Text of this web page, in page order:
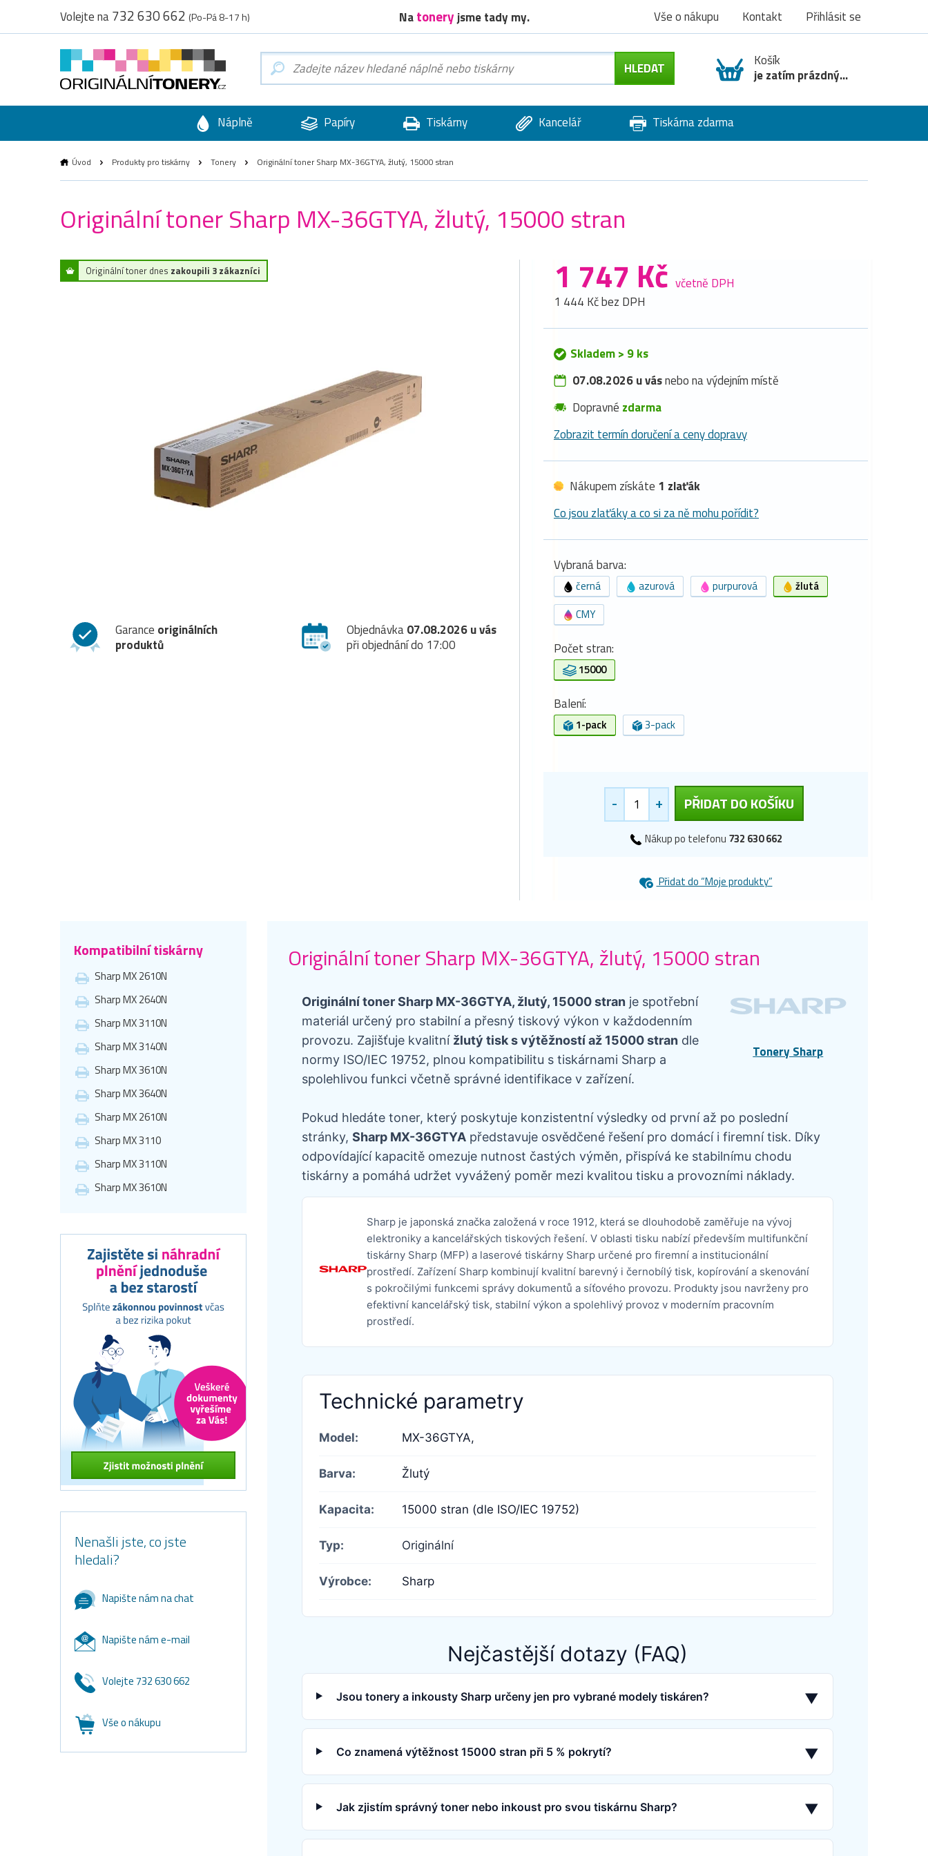
Volejte na732 630 662 (Po-Pá 8-17 h) Natoneryjsme tady my. Vše o nákupu Kontakt Přihlásit se
Košík
je zatím prázdný...
Náplně Papíry Tiskárny Kancelář Tiskárna zdarma
Úvod Produkty pro tiskárny Tonery Originální toner Sharp MX-36GTYA, žlutý, 15000 stran
Originální toner Sharp MX-36GTYA, žlutý, 15000 stran
Originální toner dnes zakoupili 3 zákazníci
Garance originálních
produktů
Objednávka07.08.2026 u vás
při objednání do 17:00
1 747 Kč včetně DPH
1 444 Kč bez DPH
Skladem > 9 ks
07.08.2026 u vásnebo na výdejním místě
Dopravné zdarma
Zobrazit termín doručení a ceny dopravy
Nákupem získáte 1 zlaťák
Co jsou zlaťáky a co si za ně mohu pořídit?
Vybraná barva:
černá azurová purpurová
žlutá
CMY
Počet stran:
15000
Balení:
1-pack 3-pack
- + PŘIDAT DO KOŠÍKU
Nákup po telefonu 732 630 662
Přidat do “Moje produkty”
Kompatibilní tiskárny
Sharp MX 2610N
Sharp MX 2640N
Sharp MX 3110N
Sharp MX 3140N
Sharp MX 3610N
Sharp MX 3640N
Sharp MX 2610N
Sharp MX 3110
Sharp MX 3110N
Sharp MX 3610N
Nenašli jste, co jste
hledali?
Napište nám na chat
Napište nám e-mail
Volejte 732 630 662
Vše o nákupu
Originální toner Sharp MX-36GTYA, žlutý, 15000 stran
Tonery Sharp
Originální toner Sharp MX-36GTYA, žlutý, 15000 stran je spotřební
materiál určený pro stabilní a přesný tiskový výkon v každodenním
provozu. Zajišťuje kvalitní žlutý tisk s výtěžností až 15000 stran dle
normy ISO/IEC 19752, plnou kompatibilitu s tiskárnami Sharp a
spolehlivou funkci včetně správné identifikace v zařízení.
Pokud hledáte toner, který poskytuje konzistentní výsledky od první až po poslední
stránky, Sharp MX-36GTYA představuje osvědčené řešení pro domácí i firemní tisk. Díky
odpovídající kapacitě omezuje nutnost častých výměn, přispívá ke stabilnímu chodu
tiskárny a pomáhá udržet vyvážený poměr mezi kvalitou tisku a provozními náklady.
Sharp je japonská značka založená v roce 1912, která se dlouhodobě zaměřuje na vývoj
elektroniky a kancelářských tiskových řešení. V oblasti tisku nabízí především multifunkční
tiskárny Sharp (MFP) a laserové tiskárny Sharp určené pro firemní a institucionální
prostředí. Zařízení Sharp kombinují kvalitní barevný i černobílý tisk, kopírování a skenování
s pokročilými funkcemi správy dokumentů a síťového provozu. Produkty jsou navrženy pro
efektivní kancelářský tisk, stabilní výkon a spolehlivý provoz v moderním pracovním
prostředí.
Technické parametry
Model: MX-36GTYA,
Barva: Žlutý
Kapacita: 15000 stran (dle ISO/IEC 19752)
Typ: Originální
Výrobce: Sharp
Nejčastější dotazy (FAQ)
Jsou tonery a inkousty Sharp určeny jen pro vybrané modely tiskáren? ▼
Co znamená výtěžnost 15000 stran při 5 % pokrytí? ▼
Jak zjistím správný toner nebo inkoust pro svou tiskárnu Sharp? ▼